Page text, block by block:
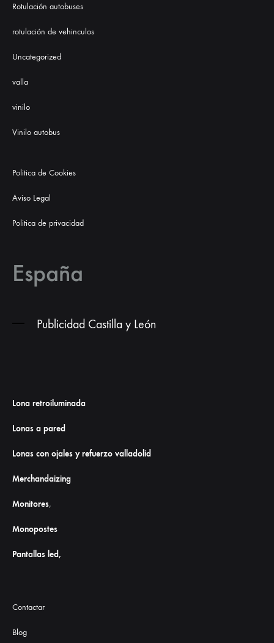
Rotulación autobuses
rotulación de vehinculos
Uncategorized
valla
vinilo
Vinilo autobus
Politica de Cookies
Aviso Legal
Politica de privacidad
España
Publicidad Castilla y León
Lona retroiluminada
Lonas a pared
Lonas con ojales y refuerzo valladolid
Merchandaizing
Monitores,
Monopostes
Pantallas led,
Contactar
Blog